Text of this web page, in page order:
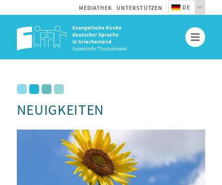
MEDIATHEK UNTERSTÜTZEN DE
NEUIGKEITEN